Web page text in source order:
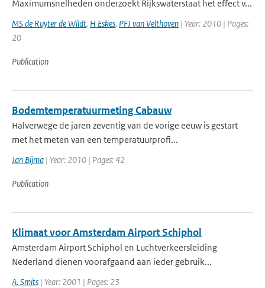
Maximumsnelheden onderzoekt Rijkswaterstaat het effect v...
MS de Ruyter de Wildt, H Eskes, PFJ van Velthoven | Year: 2010 | Pages:
20
Publication
Bodemtemperatuurmeting Cabauw
Halverwege de jaren zeventig van de vorige eeuw is gestart
met het meten van een temperatuurprofi...
Jan Bijma | Year: 2010 | Pages: 42
Publication
Klimaat voor Amsterdam Airport Schiphol
Amsterdam Airport Schiphol en Luchtverkeersleiding
Nederland dienen voorafgaand aan ieder gebruik...
A. Smits | Year: 2001 | Pages: 23